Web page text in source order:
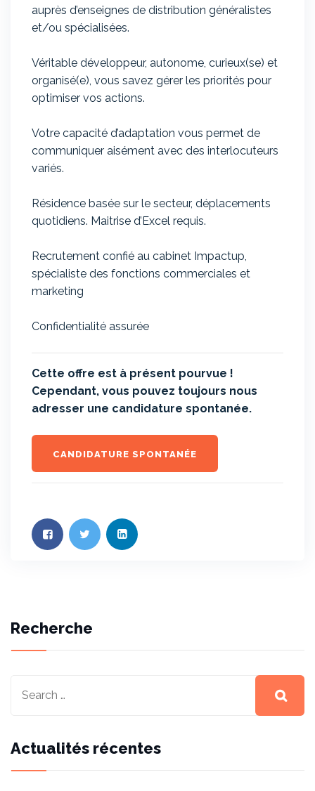
auprès d’enseignes de distribution généralistes
et/ou spécialisées.
Véritable développeur, autonome, curieux(se) et
organisé(e), vous savez gérer les priorités pour
optimiser vos actions.
Votre capacité d’adaptation vous permet de
communiquer aisément avec des interlocuteurs
variés.
Résidence basée sur le secteur, déplacements
quotidiens. Maitrise d’Excel requis.
Recrutement confié au cabinet Impactup,
spécialiste des fonctions commerciales et
marketing
Confidentialité assurée
Cette offre est à présent pourvue !
Cependant, vous pouvez toujours nous
adresser une candidature spontanée.
CANDIDATURE SPONTANÉE
Recherche
Actualités récentes